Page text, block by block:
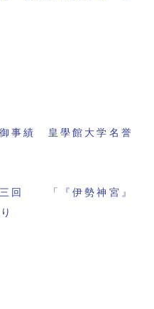
事績 皇學館大学名誉
回 「『伊勢神宮』